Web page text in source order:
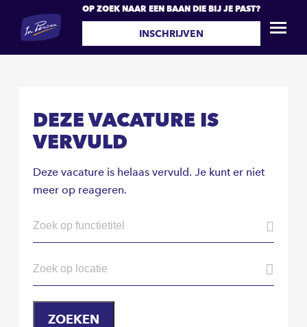
OP ZOEK NAAR EEN BAAN DIE BIJ JE PAST?
INSCHRIJVEN
DEZE VACATURE IS
VERVULD
Deze vacature is helaas vervuld. Je kunt er niet
meer op reageren.
ZOEKEN